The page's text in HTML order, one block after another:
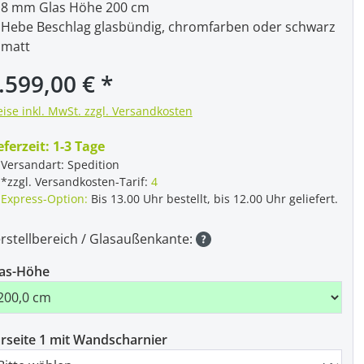
Preis: €
inkl. MwSt. zzgl. Versandkosten
1-3 Tage
Versandart: Spedition
*zzgl. Versandkosten-Tarif:4
Express-Option: Bis 13.00 Uhr bestellt, bis 12.00 Uhr geliefert.
8 mm Glas Höhe 200 cm
Hebe Beschlag glasbündig, chromfarben oder schwarz
matt
/ Glasaußenkante:
Höhe
1 mit Wandscharnier